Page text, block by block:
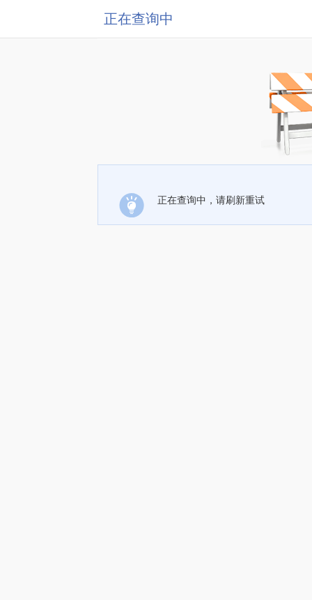
正在查询中
正在查询中，请刷新重试